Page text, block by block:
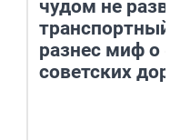
чудом не
транспортный
разнес миф о
советских